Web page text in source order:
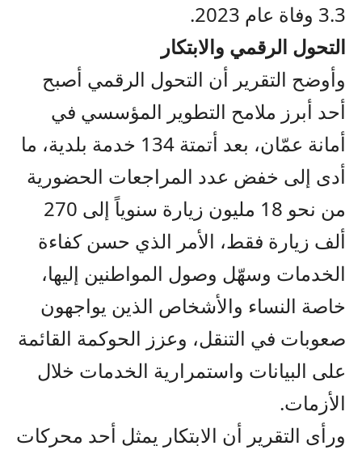
3.3 وفاة عام 2023.
التحول الرقمي والابتكار
وأوضح التقرير أن التحول الرقمي أصبح
أحد أبرز ملامح التطوير المؤسسي في
أمانة عمّان، بعد أتمتة 134 خدمة بلدية، ما
أدى إلى خفض عدد المراجعات الحضورية
من نحو 18 مليون زيارة سنوياً إلى 270
ألف زيارة فقط، الأمر الذي حسن كفاءة
الخدمات وسهّل وصول المواطنين إليها،
خاصة النساء والأشخاص الذين يواجهون
صعوبات في التنقل، وعزز الحوكمة القائمة
على البيانات واستمرارية الخدمات خلال
الأزمات.
ورأى التقرير أن الابتكار يمثل أحد محركات